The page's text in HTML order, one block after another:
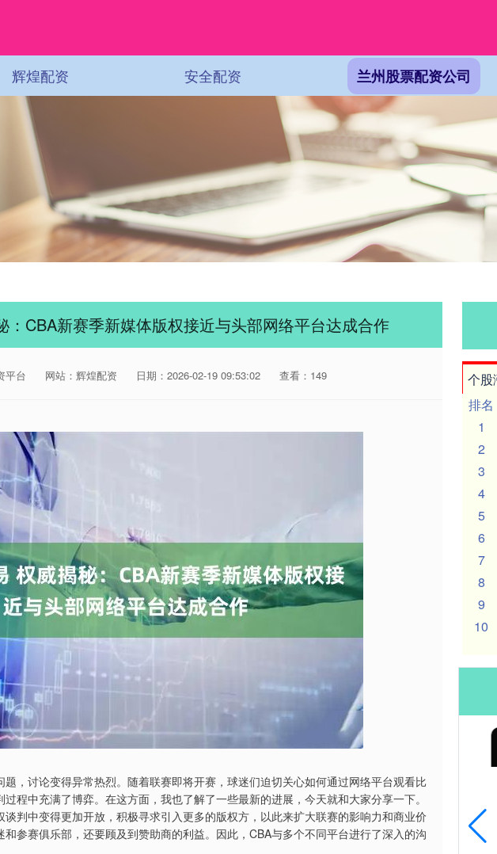
辉煌配资 安全配资 兰州股票配资公司
：CBA新赛季新媒体版权接近与头部网络平台达成合作
平台 网站：辉煌配资 日期：2026-02-19 09:53:02 查看：149
，讨论变得异常热烈。随着联赛即将开赛，球迷们迫切关心如何通过网络平台观看比
程中充满了博弈。在这方面，我也了解了一些最新的进展，今天就和大家分享一下。
判中变得更加开放，积极寻求引入更多的版权方，以此来扩大联赛的影响力和商业价
参赛俱乐部，还要顾及到赞助商的利益。因此，CBA与多个不同平台进行了深入的沟
个股
排名
1
2
3
4
5
6
7
8
9
10
200.89 1.42% 沪深300 4694.44 43.13